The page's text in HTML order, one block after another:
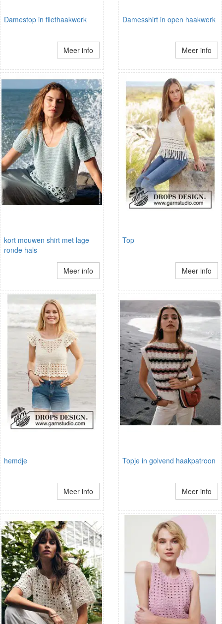
Damestop in filethaakwerk
Meer info
Damesshirt in open haakwerk
Meer info
kort mouwen shirt met lage
ronde hals
Meer info
Top
Meer info
hemdje
Meer info
Topje in golvend haakpatroon
Meer info